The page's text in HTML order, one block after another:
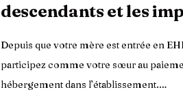
descendants et les
Depuis que votre mère est entrée en
participez comme votre sœur au
hébergement dans l’établissement.…